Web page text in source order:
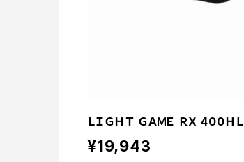
ＬＩＧＨＴ ＧＡＭＥ ＲＸ 400ＨＬ
¥19,943